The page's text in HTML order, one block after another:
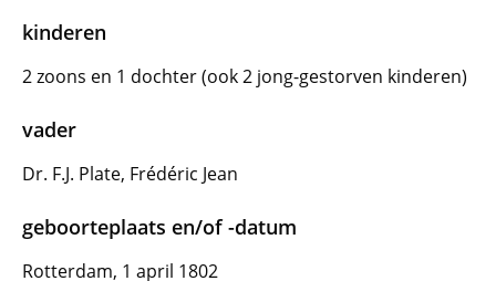
kinderen
2 zoons en 1 dochter (ook 2 jong-gestorven kinderen)
vader
Dr. F.J. Plate, Frédéric Jean
geboorteplaats en/of -datum
Rotterdam, 1 april 1802